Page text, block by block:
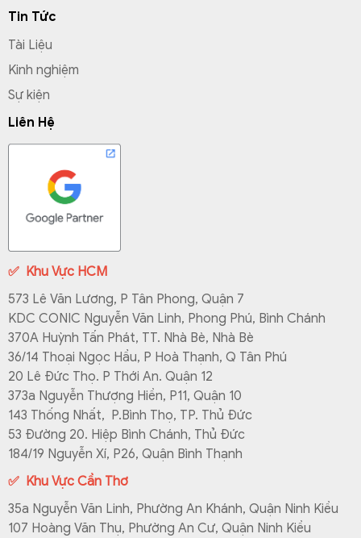
Tin Tức
Tài Liệu
Kinh nghiệm
Sự kiện
Liên Hệ
✅ Khu Vực HCM
573 Lê Văn Lương, P Tân Phong, Quận 7
KDC CONIC Nguyễn Văn Linh, Phong Phú, Bình Chánh
370A Huỳnh Tấn Phát, TT. Nhà Bè, Nhà Bè
36/14 Thoại Ngọc Hầu, P Hoà Thạnh, Q Tân Phú
20 Lê Đức Thọ. P Thới An. Quận 12
373a Nguyễn Thượng Hiền, P11, Quận 10
143 Thống Nhất, P.Bình Thọ, TP. Thủ Đức
53 Đường 20. Hiệp Bình Chánh, Thủ Đức
184/19 Nguyễn Xí, P26, Quận Bình Thạnh
✅ Khu Vực Cần Thơ
35a Nguyễn Văn Linh, Phường An Khánh, Quận Ninh Kiều
107 Hoàng Văn Thụ, Phường An Cư, Quận Ninh Kiều